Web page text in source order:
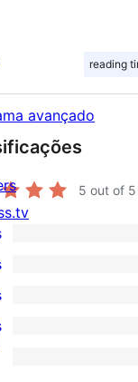
reading
avançado
5 out of 5